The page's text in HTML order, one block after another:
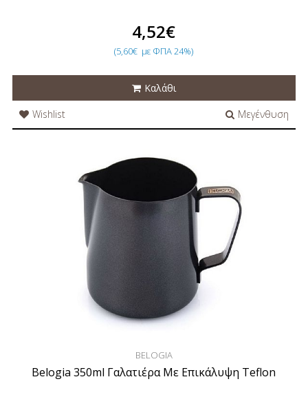
4,52€
(5,60€ με ΦΠΑ 24%)
Καλάθι
Wishlist
Μεγένθυση
BELOGIA
Belogia 350ml Γαλατιέρα Mε Eπικάλυψη Teflon